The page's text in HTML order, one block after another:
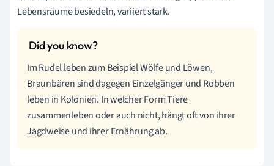
Lebensräume besiedeln, variiert stark.
Im Rudel leben zum Beispiel Wölfe und Löwen,
Braunbären sind dagegen Einzelgänger und Robben
leben in Kolonien. In welcher Form Tiere
zusammenleben oder auch nicht, hängt oft von ihrer
Jagdweise und ihrer Ernährung ab.